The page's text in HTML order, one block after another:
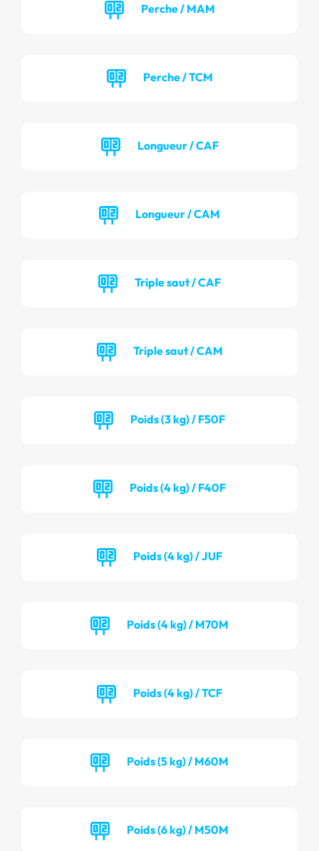
Perche / MAM
Perche / TCM
Longueur / CAF
Longueur / CAM
Triple saut / CAF
Triple saut / CAM
Poids (3 kg) / F50F
Poids (4 kg) / F40F
Poids (4 kg) / JUF
Poids (4 kg) / M70M
Poids (4 kg) / TCF
Poids (5 kg) / M60M
Poids (6 kg) / M50M